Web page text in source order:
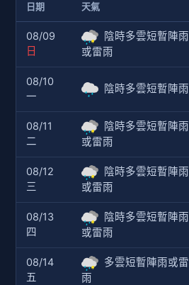
日期 天氣
08/09
日
陰時多雲短暫陣雨
或雷雨
08/10
一
陰時多雲短暫陣雨
08/11
二
陰時多雲短暫陣雨
或雷雨
08/12
三
陰時多雲短暫陣雨
或雷雨
08/13
四
陰時多雲短暫陣雨
或雷雨
08/14
五
多雲短暫陣雨或雷
雨